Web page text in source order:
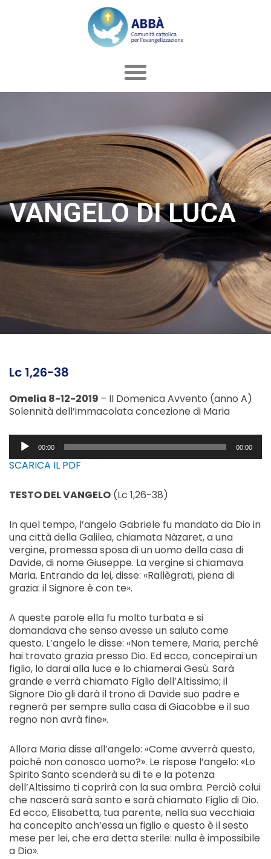
VANGELO DI LUCA
Lc 1,26-38
Omelia 8-12-2019 – II Domenica Avvento (anno A)
Solennità dell’immacolata concezione di Maria
Audio
Player00:00 00:00
SCARICA IL PDF
TESTO DEL VANGELO (Lc 1,26-38)
In quel tempo, l’angelo Gabriele fu mandato da Dio in
una città della Galilea, chiamata Nàzaret, a una
vergine, promessa sposa di un uomo della casa di
Davide, di nome Giuseppe. La vergine si chiamava
Maria. Entrando da lei, disse: «Rallègrati, piena di
grazia: il Signore è con te».
A queste parole ella fu molto turbata e si
domandava che senso avesse un saluto come
questo. L’angelo le disse: «Non temere, Maria, perché
hai trovato grazia presso Dio. Ed ecco, concepirai un
figlio, lo darai alla luce e lo chiamerai Gesù. Sarà
grande e verrà chiamato Figlio dell’Altissimo; il
Signore Dio gli darà il trono di Davide suo padre e
regnerà per sempre sulla casa di Giacobbe e il suo
regno non avrà fine».
Allora Maria disse all’angelo: «Come avverrà questo,
poiché non conosco uomo?». Le rispose l’angelo: «Lo
Spirito Santo scenderà su di te e la potenza
dell’Altissimo ti coprirà con la sua ombra. Perciò colui
che nascerà sarà santo e sarà chiamato Figlio di Dio.
Ed ecco, Elisabetta, tua parente, nella sua vecchiaia
ha concepito anch’essa un figlio e questo è il sesto
mese per lei, che era detta sterile: nulla è impossibile
a Dio».